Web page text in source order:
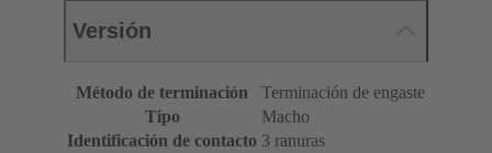
Versión
Método de terminación
Terminación de engaste
Tipo
Macho
Identificación de contacto 3 ranuras